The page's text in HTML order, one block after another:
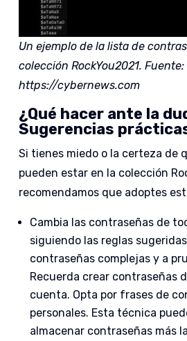
Un ejemplo de la lista de
colección RockYou2021. Fuente:
https://cybernews.com
¿Qué hacer ante la
Sugerencias
Si tienes miedo o la certeza de
pueden estar en la colección
recomendamos que adoptes
Cambia las contraseñas de
siguiendo las reglas
contraseñas complejas y a
Recuerda crear contraseñas
cuenta. Opta por frases de
personales. Esta técnica
almacenar contraseñas más